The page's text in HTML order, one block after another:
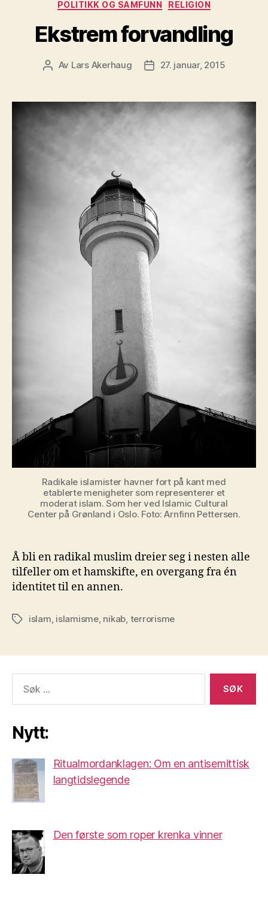
POLITIKK OG SAMFUNN RELIGION
Ekstrem forvandling
Innleggsforfatter
Av Lars Akerhaug Publiseringsdato
27. januar, 2015
Radikale islamister havner fort på kant med
etablerte menigheter som representerer et
moderat islam. Som her ved Islamic Cultural
Center på Grønland i Oslo. Foto: Arnfinn Pettersen.
Å bli en radikal muslim dreier seg i nesten alle
tilfeller om et hamskifte, en overgang fra én
identitet til en annen.
Stikkord
islam, islamisme, nikab, terrorisme
etter:
Nytt:
Ritualmordanklagen: Om en antisemittisk
langtidslegende
Den første som roper krenka vinner